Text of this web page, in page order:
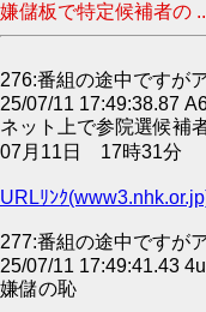
嫌儲板で特定候補者の ..
276:番組の途中ですが
25/07/11 17:49:38.87
ネット上で参院選候補
07月11日 17時31分
URLﾘﾝｸ
277:番組の途中ですが
25/07/11 17:49:41.43
嫌儲の恥